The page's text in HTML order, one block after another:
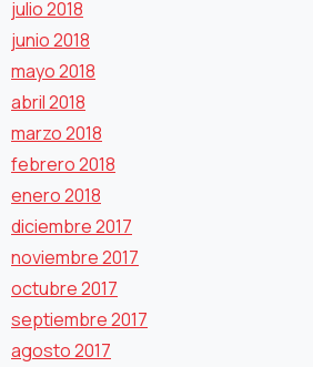
julio 2018
junio 2018
mayo 2018
abril 2018
marzo 2018
febrero 2018
enero 2018
diciembre 2017
noviembre 2017
octubre 2017
septiembre 2017
agosto 2017